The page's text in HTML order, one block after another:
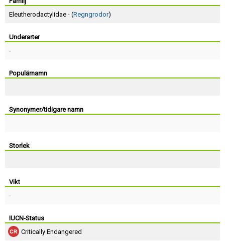
Eleutherodactylidae - (Regngrodor)
Underarter
-
Populärnamn
Synonymer/tidigare namn
Storlek
Vikt
-
IUCN-Status
Critically Endangered